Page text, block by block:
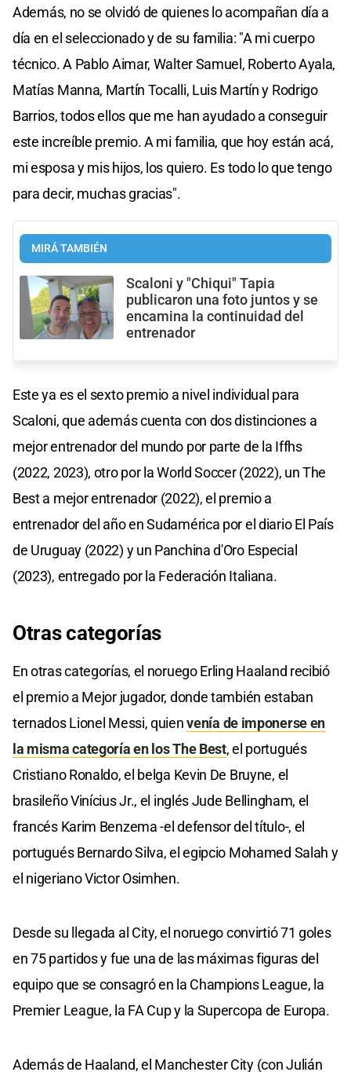
Además, no se olvidó de quienes lo acompañan día a
día en el seleccionado y de su familia: "A mi cuerpo
técnico. A Pablo Aimar, Walter Samuel, Roberto Ayala,
Matías Manna, Martín Tocalli, Luis Martín y Rodrigo
Barrios, todos ellos que me han ayudado a conseguir
este increíble premio. A mi familia, que hoy están acá,
mi esposa y mis hijos, los quiero. Es todo lo que tengo
para decir, muchas gracias".
MIRÁ TAMBIÉN
Scaloni y "Chiqui" Tapia
publicaron una foto juntos y se
encamina la continuidad del
entrenador
Este ya es el sexto premio a nivel individual para
Scaloni, que además cuenta con dos distinciones a
mejor entrenador del mundo por parte de la Iffhs
(2022, 2023), otro por la World Soccer (2022), un The
Best a mejor entrenador (2022), el premio a
entrenador del año en Sudamérica por el diario El País
de Uruguay (2022) y un Panchina d'Oro Especial
(2023), entregado por la Federación Italiana.
Otras categorías
En otras categorías, el noruego Erling Haaland recibió
el premio a Mejor jugador, donde también estaban
ternados Lionel Messi, quienvenía de imponerse en
la misma categoría en los The Best, el portugués
Cristiano Ronaldo, el belga Kevin De Bruyne, el
brasileño Vinícius Jr., el inglés Jude Bellingham, el
francés Karim Benzema -el defensor del título-, el
portugués Bernardo Silva, el egipcio Mohamed Salah y
el nigeriano Victor Osimhen.
Desde su llegada al City, el noruego convirtió 71 goles
en 75 partidos y fue una de las máximas figuras del
equipo que se consagró en la Champions League, la
Premier League, la FA Cup y la Supercopa de Europa.
Además de Haaland, el Manchester City (con Julián